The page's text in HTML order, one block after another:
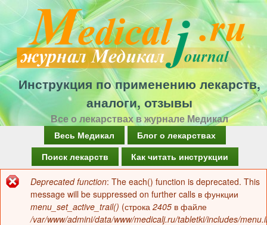
Перейти
к
основному
содержанию
Инструкция по применению лекарств,
аналоги, отзывы
Все о лекарствах в журнале Медикал
а
в
Весь Медикал
Блог о лекарствах
Поиск лекарств
Как читать инструкции
Сообщение
об
Deprecated function: The each() function is deprecated. This
message will be suppressed on further calls в функции
menu_set_active_trail() (строка 2405 в файле
/var/www/admini/data/www/medicalj.ru/tabletki/includes/